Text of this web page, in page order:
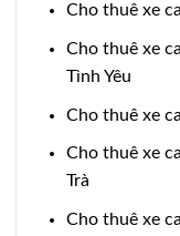
Cho thuê xe
Cho thuê xe
Tình Yêu
Cho thuê xe
Cho thuê xe
Trà
Cho thuê xe